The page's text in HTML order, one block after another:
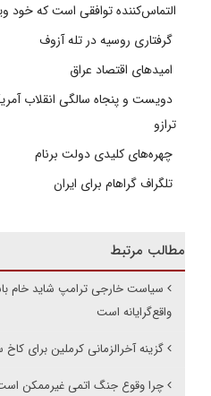
التماس‌کننده توافقی است که خود
گرفتاری روسیه در تله آزوف
امیدهای اقتصاد عراق
دویست و پنجاه سالگی انقلاب
ترازو
چهره‌های کلیدی دولت برنام
تلگراف گراهام برای ایران
مطالب مرتبط
سیاست خارجی ترامپ شاید خام
واقع‌گرایانه است
گزینه آخرالزمانی کرملین برای
چرا وقوع جنگ اتمی غیرممکن